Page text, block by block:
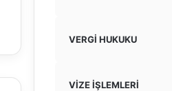
VERGİ HUKUKU
VİZE İŞLEMLERİ